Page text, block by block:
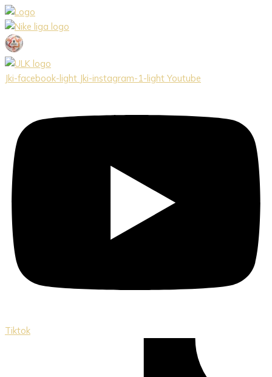
Preskočiť
na
obsah
Jki-facebook-light Jki-instagram-1-light Youtube
Tiktok